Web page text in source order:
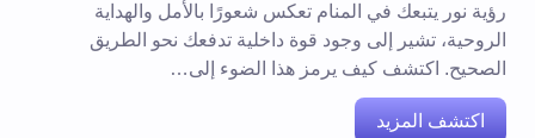
رؤية نور يتبعك في المنام تعكس شعورًا بالأمل والهداية
الروحية، تشير إلى وجود قوة داخلية تدفعك نحو الطريق
الصحيح. اكتشف كيف يرمز هذا الضوء إلى…
اكتشف المزيد